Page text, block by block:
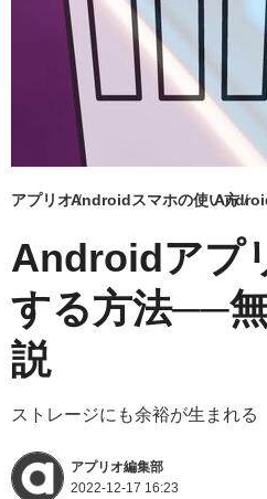
アプリオAndroidスマホの使い方
Androidアプ
する方法──
説
ストレージにも余裕が生まれる
アプリオ編集部
2022-12-17 16:23